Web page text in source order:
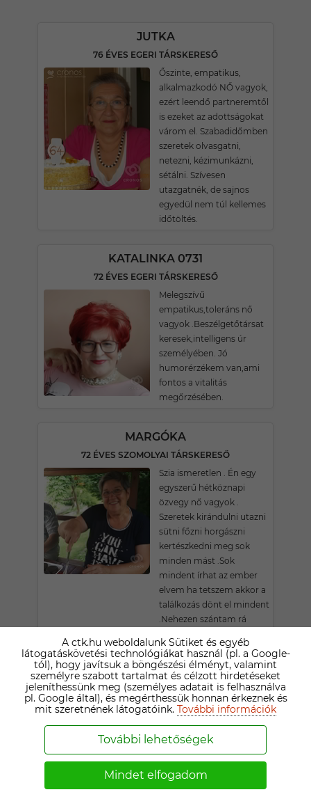
JUTKA
76 ÉVES EGERI TÁRSKERESŐ
Őszinte, empatikus,
alkalmazkodó NŐ vagyok,
ezért leendő partneremtől
is ezeket az adottságokat
várom el. Szabadidőmben
szeretek olvasgatni,
netezni, kézimunkázni,
sétálni. Szívesen
utazgatnék, de sajnos
egyedül nem túl kellemes
időtöltés.
KATALINKA 0731
72 ÉVES EGERI TÁRSKERESŐ
Melegszívű
empatikus,toleráns nő
vagyok .Beszélgetőtársat
keresek,intelligens úr
személyében. Jó
humorérzékem van,ami
fontos a vitalitás
megőrzésében.
MARGÓKA
72 ÉVES SZOMOLYAI TÁRSKERESŐ
Szia ismeretlen . Én egy
egyszerű hétköznapi
özvegy nő vagyok .
Szeretek kirándulni utazni
sütni főzni horgászni
kertészkedni meg sok
minden mást .Sok
mindent írhat az ember
elvem ha tetszem akkor a
találkozás dönt el mindent
.Nehezen szántam rá
ismerkedjem . De hol
ebben a korban ??Nehéz
és rossz egyedül !! Várom
hogy jelentkezz !!! Komoly
kapcsolat reményében .A
levélváltás után . ÜDV .
PIRÓKA
A ctk.hu weboldalunk Sütiket és egyéb
látogatáskövetési technológiákat használ (pl. a Google-
tól), hogy javítsuk a böngészési élményt, valamint
személyre szabott tartalmat és célzott hirdetéseket
jeleníthessünk meg (személyes adatait is felhasználva
pl. Google által), és megérthessük honnan érkeznek és
mit szeretnének látogatóink. További információk
További lehetőségek
Mindet elfogadom